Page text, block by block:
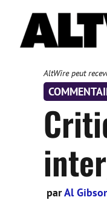
contenu
AltWire peut
parAl